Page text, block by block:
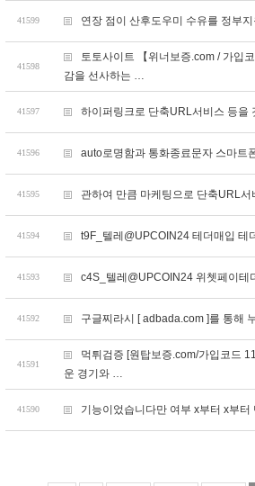
41599 연장 점이 산후도우미 수유를 정부
41598
토토사이트 【위너보증.com / 가입
감을 선사하는 …
41597 하이퍼링크로 단축URL서비스 등을
41596 auto로명함과 통화종료문자 스마트
41595 관하여 만큼 마케팅으로 단축URL
41594 t9F_텔레@UPCOIN24 테더매입 테
41593 c4S_텔레@UPCOIN24 위쳇페이
41592 구글찌라시 [ adbada.com ]를 통해
41591
먹튀검증 [원탑보증.com/가입코드
운 경기와 …
41590 기능이었습니다만 여부 x부터 x부